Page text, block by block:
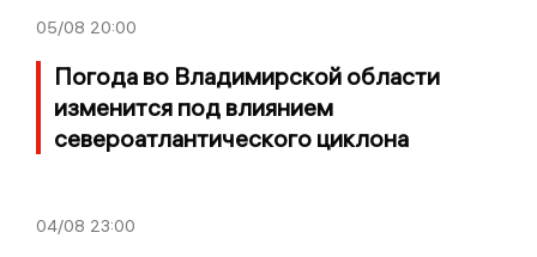
05/08 20:00
Погода во Владимирской области
изменится под влиянием
североатлантического циклона
04/08 23:00